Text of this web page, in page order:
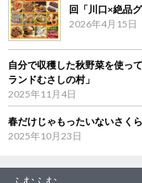
回「川口×絶品
2026年4月15日
自分で収穫した秋野菜を使っ
ランドむさしの村」
2025年11月4日
春だけじゃもったいないさく
2025年10月23日